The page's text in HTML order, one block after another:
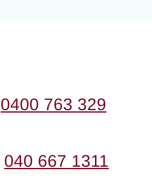
0400 763 329
040 667 1311